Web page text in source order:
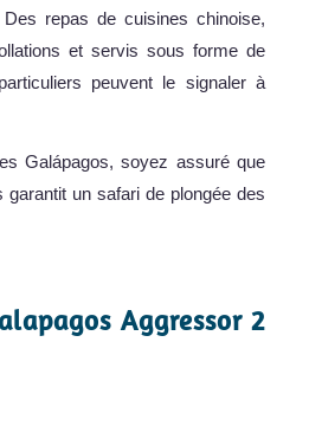
repas de cuisines chinoise,
et servis sous forme de
peuvent le signaler à
Galápagos, soyez assuré que
un safari de plongée des
Aggressor 2